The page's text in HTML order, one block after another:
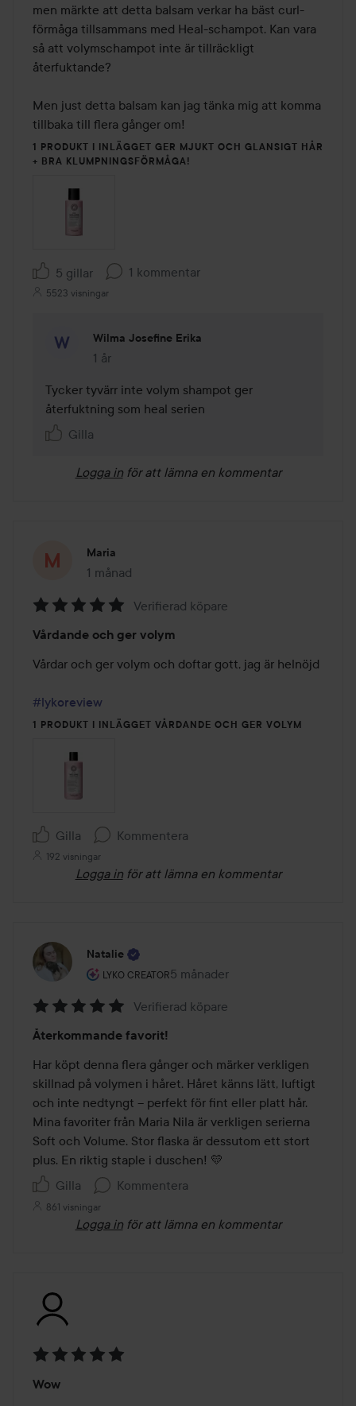
men märkte att detta balsam verkar ha bäst curl-
förmåga tillsammans med Heal-schampot. Kan vara
så att volymschampot inte är tillräckligt
återfuktande?
Men just detta balsam kan jag tänka mig att komma
tillbaka till flera gånger om!
1 PRODUKT I INLÄGGET GER MJUKT OCH GLANSIGT HÅR
+ BRA KLUMPNINGSFÖRMÅGA!
5 gillar 1 kommentar
5523 visningar
Wilma Josefine Erika
1 år
Kommentaren lades 1 år
Tycker tyvärr inte volym shampot ger
återfuktning som heal serien
Gilla
Logga in för att lämna en kommentar
Maria
1 månad
Inlägget skapades 1 månad
5
av
Verifierad köpare
Vårdande och ger volym
Vårdar och ger volym och doftar gott, jag är helnöjd
#lykoreview
1 PRODUKT I INLÄGGET VÅRDANDE OCH GER VOLYM
Gilla Kommentera
192 visningar
Logga in för att lämna en kommentar
Natalie
LYKO CREATOR
Användarens roll: Lyko Creator.
5 månader
Inlägget skapades 5 månader
5
av
5
Verifierad köpare
Återkommande favorit!
Har köpt denna flera gånger och märker verkligen
skillnad på volymen i håret. Håret känns lätt, luftigt
och inte nedtyngt – perfekt för fint eller platt hår.
Mina favoriter från Maria Nila är verkligen serierna
Soft och Volume. Stor flaska är dessutom ett stort
plus. En riktig staple i duschen! 💛
Gilla
Kommentera
861 visningar
Logga in för att lämna en kommentar
5
Wow